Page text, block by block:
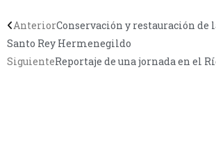
AnteriorConservación y restauración de
Santo Rey Hermenegildo
SiguienteReportaje de una jornada en el